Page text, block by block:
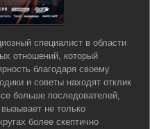
специалист в области
отношений, который
благодаря своему
и советы находят отклик
больше последователей,
не только
более скептично